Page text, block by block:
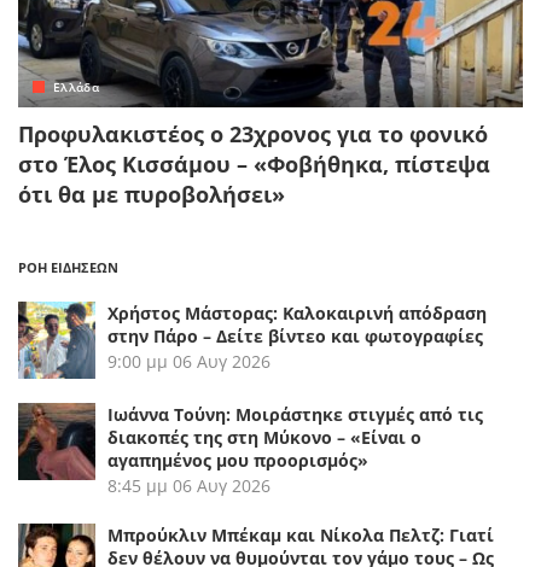
Ελλάδα
Προφυλακιστέος ο 23χρονος για το φονικό
στο Έλος Κισσάμου – «Φοβήθηκα, πίστεψα
ότι θα με πυροβολήσει»
ΡΟΗ ΕΙΔΗΣΕΩΝ
Χρήστος Μάστορας: Καλοκαιρινή απόδραση
στην Πάρο – Δείτε βίντεο και φωτογραφίες
9:00 μμ 06 Αυγ 2026
Ιωάννα Τούνη: Μοιράστηκε στιγμές από τις
διακοπές της στη Μύκονο – «Είναι ο
αγαπημένος μου προορισμός»
8:45 μμ 06 Αυγ 2026
Μπρούκλιν Μπέκαμ και Νίκολα Πελτζ: Γιατί
δεν θέλουν να θυμούνται τον γάμο τους – Ως